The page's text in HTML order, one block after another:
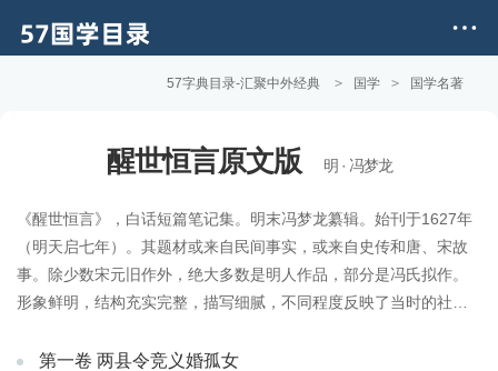
57字典目录-汇聚中外经典 > 国学 > 国学名著
醒世恒言原文版 明 · 冯梦龙
《醒世恒言》，白话短篇笔记集。明末冯梦龙纂辑。始刊于1627年
（明天启七年）。其题材或来自民间事实，或来自史传和唐、宋故
事。除少数宋元旧作外，绝大多数是明人作品，部分是冯氏拟作。
形象鲜明，结构充实完整，描写细腻，不同程度反映了当时的社会
色情渲染。《醒世恒言》同作者之前刊行的《喻世明言》、《警世
第一卷 两县令竞义婚孤女